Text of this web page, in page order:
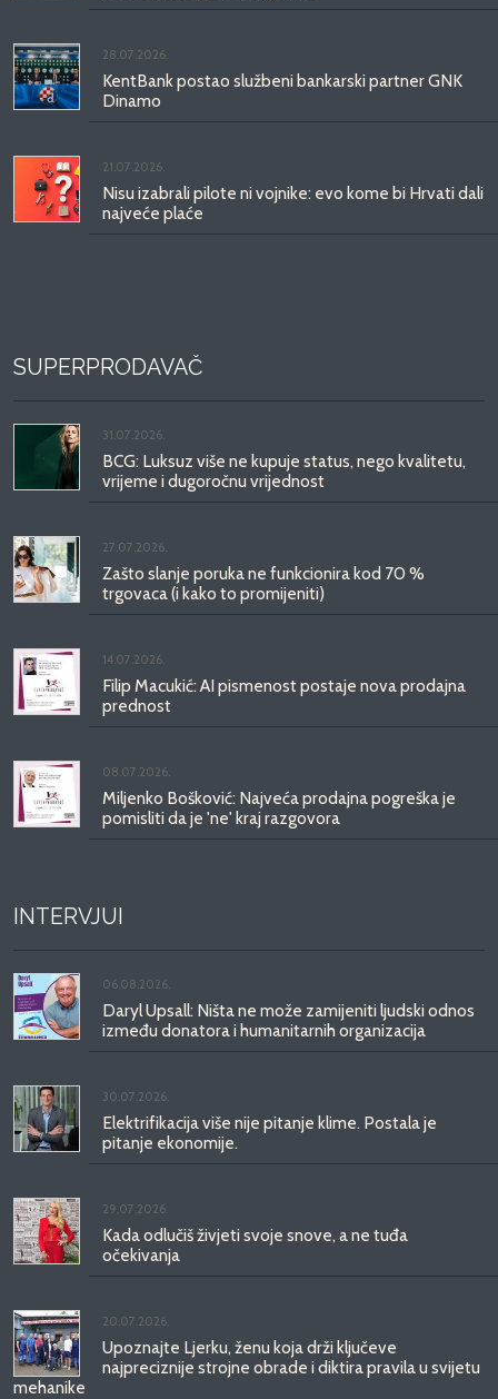
28.07.2026.
KentBank postao službeni bankarski partner GNK
Dinamo
21.07.2026.
Nisu izabrali pilote ni vojnike: evo kome bi Hrvati dali
najveće plaće
SUPERPRODAVAČ
31.07.2026.
BCG: Luksuz više ne kupuje status, nego kvalitetu,
vrijeme i dugoročnu vrijednost
27.07.2026.
Zašto slanje poruka ne funkcionira kod 70 %
trgovaca (i kako to promijeniti)
14.07.2026.
Filip Macukić: AI pismenost postaje nova prodajna
prednost
08.07.2026.
Miljenko Bošković: Najveća prodajna pogreška je
pomisliti da je 'ne' kraj razgovora
INTERVJUI
06.08.2026.
Daryl Upsall: Ništa ne može zamijeniti ljudski odnos
između donatora i humanitarnih organizacija
30.07.2026.
Elektrifikacija više nije pitanje klime. Postala je
pitanje ekonomije.
29.07.2026.
Kada odlučiš živjeti svoje snove, a ne tuđa
očekivanja
20.07.2026.
Upoznajte Ljerku, ženu koja drži ključeve
najpreciznije strojne obrade i diktira pravila u svijetu
mehanike